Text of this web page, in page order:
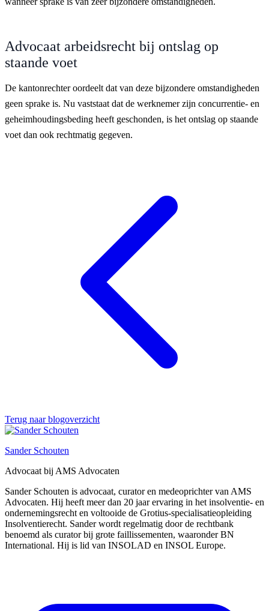
Advocaat arbeidsrecht bij ontslag op
staande voet
De kantonrechter oordeelt dat van deze bijzondere omstandigheden
geen sprake is. Nu vaststaat dat de werknemer zijn concurrentie- en
geheimhoudingsbeding heeft geschonden, is het ontslag op staande
voet dan ook rechtmatig gegeven.
Terug naar blogoverzicht
Sander Schouten
Advocaat bij AMS Advocaten
Sander Schouten is advocaat, curator en medeoprichter van AMS
Advocaten. Hij heeft meer dan 20 jaar ervaring in het insolventie- en
ondernemingsrecht en voltooide de Grotius-specialisatieopleiding
Insolventierecht. Sander wordt regelmatig door de rechtbank
benoemd als curator bij grote faillissementen, waaronder BN
International. Hij is lid van INSOLAD en INSOL Europe.